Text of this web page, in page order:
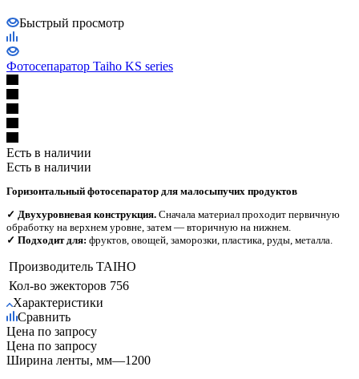
Быстрый просмотр
Фотосепаратор Taiho KS series
Есть в наличии
Есть в наличии
Горизонтальный фотосепаратор для малосыпучих продуктов
✓ Двухуровневая конструкция. Сначала материал проходит первичную
обработку на верхнем уровне, затем — вторичную на нижнем.
✓ Подходит для: фруктов, овощей, заморозки, пластика, руды, металла.
Производитель TAIHO
Кол-во эжекторов 756
Характеристики
Сравнить
Цена по запросу
Цена по запросу
Ширина ленты, мм—1200